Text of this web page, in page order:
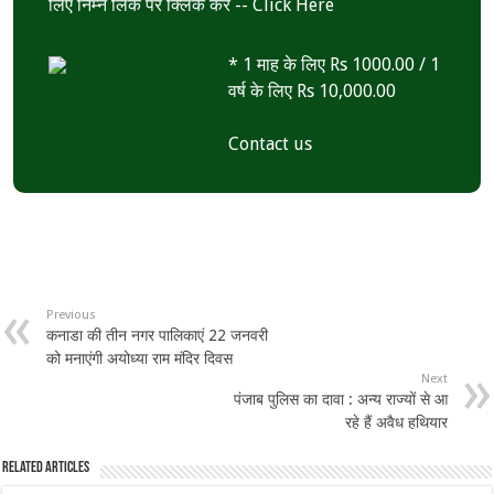
लिए निम्न लिंक पर क्लिक करें --Click Here
* 1 माह के लिए Rs 1000.00 / 1
वर्ष के लिए Rs 10,000.00
Contact us
Previous
कनाडा की तीन नगर पालिकाएं 22 जनवरी
को मनाएंगी अयोध्या राम मंदिर दिवस
Next
पंजाब पुलिस का दावा : अन्य राज्यों से आ
रहे हैं अवैध हथियार
Related Articles